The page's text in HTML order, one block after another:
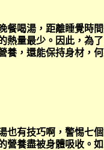
喝湯，距離睡覺時間
熱量最少。因此，為
養，還能保持身材，
有技巧啊，警惕七個
營養盡被身體吸收。